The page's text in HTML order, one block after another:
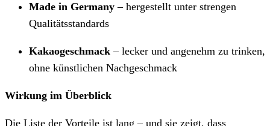
Made in Germany – hergestellt unter strengen
Qualitätsstandards
Kakaogeschmack – lecker und angenehm zu trinken,
ohne künstlichen Nachgeschmack
Wirkung im Überblick
Die Liste der Vorteile ist lang – und sie zeigt, dass